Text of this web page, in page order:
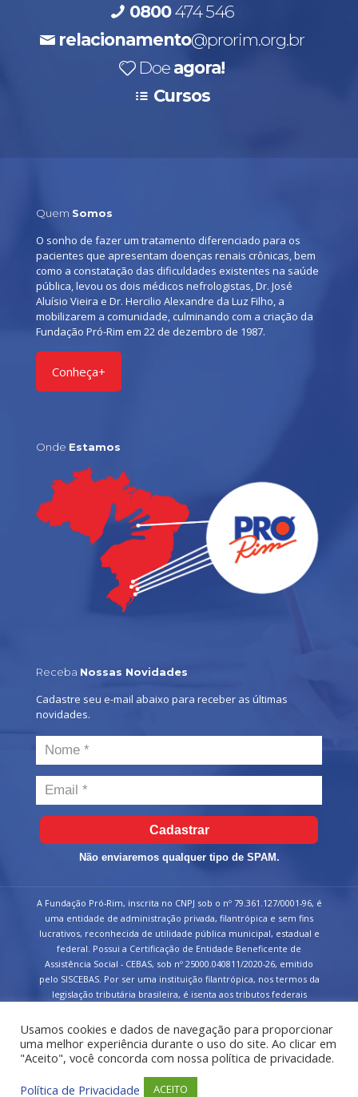
0800474 546
relacionamento@prorim.org.br
Doe agora!
Cursos
Quem Somos
O sonho de fazer um tratamento diferenciado para os
pacientes que apresentam doenças renais crônicas, bem
como a constatação das dificuldades existentes na saúde
pública, levou os dois médicos nefrologistas, Dr. José
Aluísio Vieira e Dr. Hercilio Alexandre da Luz Filho, a
mobilizarem a comunidade, culminando com a criação da
Fundação Pró-Rim em 22 de dezembro de 1987.
Conheça+
Onde Estamos
Receba Nossas Novidades
Cadastre seu e-mail abaixo para receber as últimas
novidades.
Cadastrar
Não enviaremos qualquer tipo de SPAM.
A Fundação Pró-Rim, inscrita no CNPJ sob o nº 79.361.127/0001-96, é
uma entidade de administração privada, filantrópica e sem fins
lucrativos, reconhecida de utilidade pública municipal, estadual e
federal. Possui a Certificação de Entidade Beneficente de
Assistência Social - CEBAS, sob nº 25000.040811/2020-26, emitido
pelo SISCEBAS. Por ser uma instituição filantrópica, nos termos da
legislação tributária brasileira, é isenta aos tributos federais
Usamos cookies e dados de navegação para proporcionar
uma melhor experiência durante o uso do site. Ao clicar em
"Aceito", você concorda com nossa política de privacidade.
Política de Privacidade
ACEITO